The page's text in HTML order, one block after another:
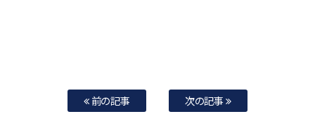
前の記事 次の記事